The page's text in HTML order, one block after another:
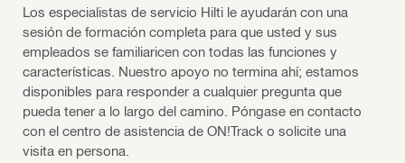
Los especialistas de servicio Hilti le ayudarán con una
sesión de formación completa para que usted y sus
empleados se familiaricen con todas las funciones y
características. Nuestro apoyo no termina ahí; estamos
disponibles para responder a cualquier pregunta que
pueda tener a lo largo del camino. Póngase en contacto
con el centro de asistencia de ON!Track o solicite una
visita en persona.